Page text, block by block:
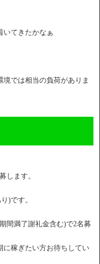
いてきたかなぁ
では相当の負荷がありま
します。
)です。
間満了謝礼金含む)で2名募
に稼ぎたい方お待ちしてい